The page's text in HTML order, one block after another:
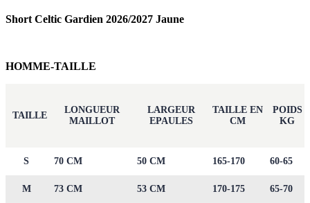
Short Celtic Gardien 2026/2027 Jaune
HOMME-TAILLE
TAILLE
LONGUEUR
MAILLOT
LARGEUR
EPAULES
TAILLE EN
CM
POIDS
KG
S 70 CM 50 CM 165-170 60-65
M 73 CM 53 CM 170-175 65-70